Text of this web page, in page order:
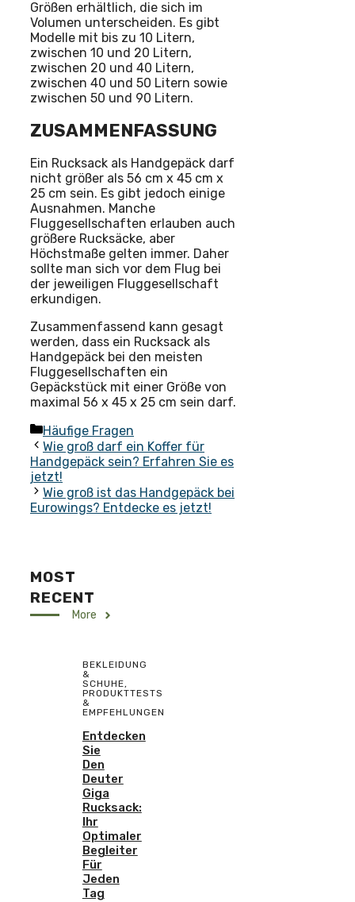
Größen erhältlich, die sich im
Volumen unterscheiden. Es gibt
Modelle mit bis zu 10 Litern,
zwischen 10 und 20 Litern,
zwischen 20 und 40 Litern,
zwischen 40 und 50 Litern sowie
zwischen 50 und 90 Litern.
ZUSAMMENFASSUNG
Ein Rucksack als Handgepäck darf
nicht größer als 56 cm x 45 cm x
25 cm sein. Es gibt jedoch einige
Ausnahmen. Manche
Fluggesellschaften erlauben auch
größere Rucksäcke, aber
Höchstmaße gelten immer. Daher
sollte man sich vor dem Flug bei
der jeweiligen Fluggesellschaft
erkundigen.
Zusammenfassend kann gesagt
werden, dass ein Rucksack als
Handgepäck bei den meisten
Fluggesellschaften ein
Gepäckstück mit einer Größe von
maximal 56 x 45 x 25 cm sein darf.
Kategorien
Häufige Fragen
Wie groß darf ein Koffer für
Handgepäck sein? Erfahren Sie es
jetzt!
Wie groß ist das Handgepäck bei
Eurowings? Entdecke es jetzt!
MOST
RECENT
More
BEKLEIDUNG
&
SCHUHE,
PRODUKTTESTS
&
EMPFEHLUNGEN
Entdecken
Sie
Den
Deuter
Giga
Rucksack:
Ihr
Optimaler
Begleiter
Für
Jeden
Tag